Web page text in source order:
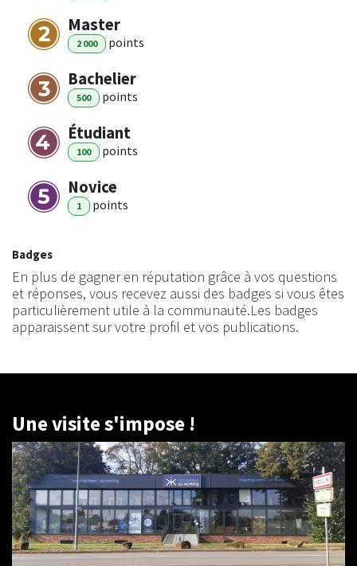
Master
2 000 points
Bachelier
500 points
Étudiant
100 points
Novice
1 points
Badges
En plus de gagner en réputation grâce à vos questions
et réponses, vous recevez aussi des badges si vous êtes
particulièrement utile à la communauté.Les badges
apparaissent sur votre profil et vos publications.
Une visite s'impose !